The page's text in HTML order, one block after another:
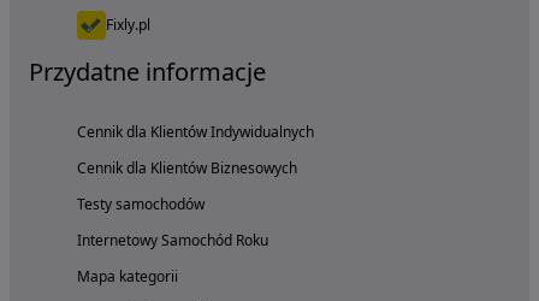
Fixly.pl
Przydatne informacje
Cennik dla Klientów Indywidualnych
Cennik dla Klientów Biznesowych
Testy samochodów
Internetowy Samochód Roku
Mapa kategorii